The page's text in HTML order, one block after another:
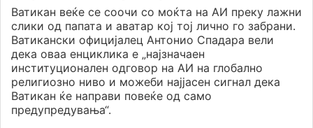
Ватикан веќе се соочи со моќта на АИ преку лажни
слики од папата и аватар кој тој лично го забрани.
Ватикански официјалец Антонио Спадара вели
дека оваа енциклика е „најзначаен
институционален одговор на АИ на глобално
религиозно ниво и можеби најјасен сигнал дека
Ватикан ќе направи повеќе од само
предупредувања“.